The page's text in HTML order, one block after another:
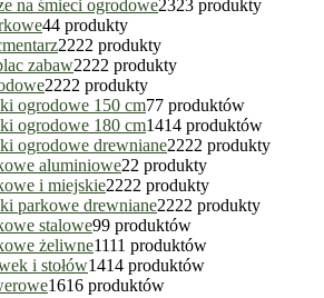
na śmieci ogrodowe2323 produkty
44 produkty
2222 produkty
zabaw2222 produkty
2222 produkty
ogrodowe 150 cm77 produktów
ogrodowe 180 cm1414 produktów
ogrodowe drewniane2222 produkty
aluminiowe22 produkty
i miejskie2222 produkty
parkowe drewniane2222 produkty
stalowe99 produktów
żeliwne1111 produktów
i stołów1414 produktów
1616 produktów